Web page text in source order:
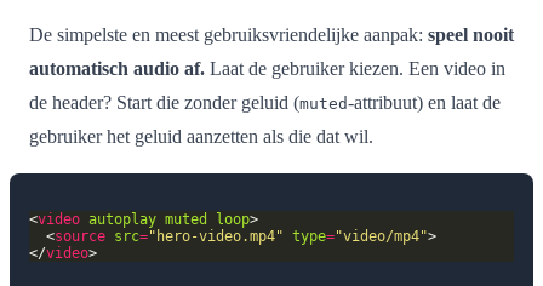
De simpelste en meest gebruiksvriendelijke aanpak: speel nooit
automatisch audio af. Laat de gebruiker kiezen. Een video in
de header? Start die zonder geluid (muted-attribuut) en laat de
gebruiker het geluid aanzetten als die dat wil.
<video autoplay muted loop
  <
source src="hero-video.mp4" type="video/mp4"
</video